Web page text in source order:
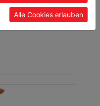
Alle Cookies erlauben